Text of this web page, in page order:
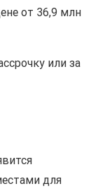
от 36,9 млн
или за
для